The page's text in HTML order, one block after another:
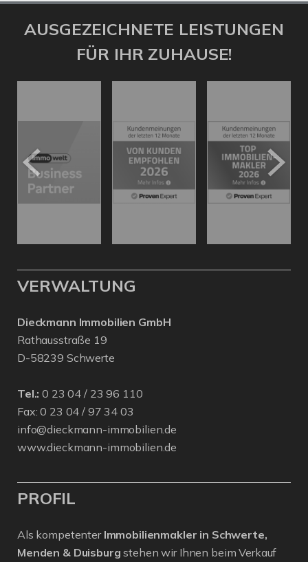
AUSGEZEICHNETE LEISTUNGEN
FÜR IHR ZUHAUSE!
VERWALTUNG
Dieckmann Immobilien GmbH
Rathausstraße 19
D-58239 Schwerte
Tel.: 0 23 04 / 23 96 110
Fax: 0 23 04 / 97 34 03
info@dieckmann-immobilien.de
www.dieckmann-immobilien.de
PROFIL
Als kompetenter Immobilienmakler in Schwerte,
Menden & Duisburg stehen wir Ihnen beim Verkauf